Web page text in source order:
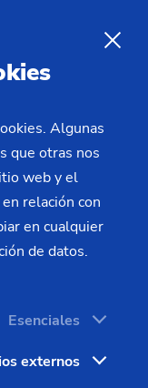
– MSC
mandril – VL/VM
Algunas
que otras nos
web y el
relación con
en cualquier
de datos.
Esenciales
externos